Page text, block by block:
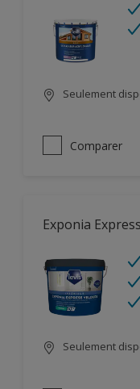
Seulement
Comparer
Exponia
Seulement